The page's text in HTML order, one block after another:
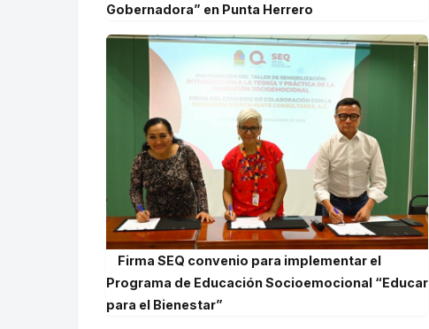
Gobernadora” en Punta Herrero
Firma SEQ convenio para implementar el
Programa de Educación Socioemocional “Educar
para el Bienestar”